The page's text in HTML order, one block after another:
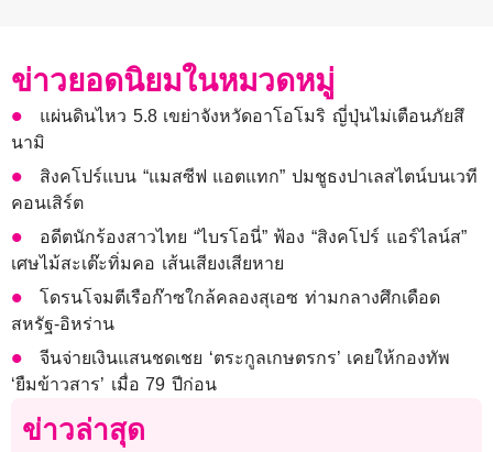
ข่าวยอดนิยมในหมวดหมู่
แผ่นดินไหว 5.8 เขย่าจังหวัดอาโอโมริ ญี่ปุ่นไม่เตือนภัยสึ
นามิ
สิงคโปร์แบน “แมสซีฟ แอตแทก” ปมชูธงปาเลสไตน์บนเวที
คอนเสิร์ต
อดีตนักร้องสาวไทย “ไบรโอนี่” ฟ้อง “สิงคโปร์ แอร์ไลน์ส”
เศษไม้สะเต๊ะทิ่มคอ เส้นเสียงเสียหาย
โดรนโจมตีเรือก๊าซใกล้คลองสุเอซ ท่ามกลางศึกเดือด
สหรัฐ-อิหร่าน
จีนจ่ายเงินแสนชดเชย ‘ตระกูลเกษตรกร’ เคยให้กองทัพ
‘ยืมข้าวสาร’ เมื่อ 79 ปีก่อน
ข่าวล่าสุด